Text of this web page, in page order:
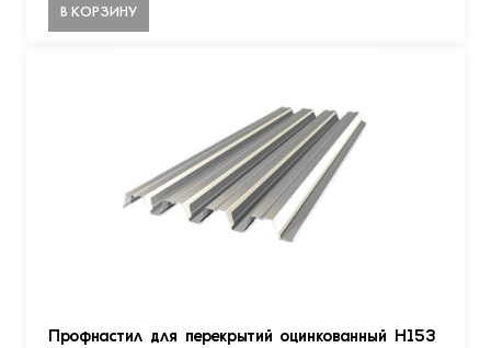
В КОРЗИНУ
Профнастил для перекрытий оцинкованный Н153